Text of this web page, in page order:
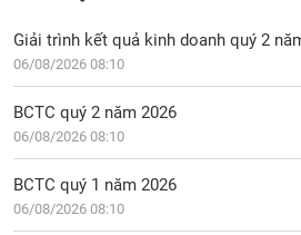
Giải trình kết quả kinh doanh quý 2
06/08/2026 08:10
BCTC quý 2 năm 2026
06/08/2026 08:10
BCTC quý 1 năm 2026
06/08/2026 08:10